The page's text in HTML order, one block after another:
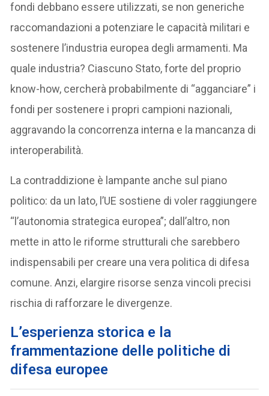
fondi debbano essere utilizzati, se non generiche
raccomandazioni a potenziare le capacità militari e
sostenere l’industria europea degli armamenti. Ma
quale industria? Ciascuno Stato, forte del proprio
know-how, cercherà probabilmente di “agganciare” i
fondi per sostenere i propri campioni nazionali,
aggravando la concorrenza interna e la mancanza di
interoperabilità.
La contraddizione è lampante anche sul piano
politico: da un lato, l’UE sostiene di voler raggiungere
“l’autonomia strategica europea”; dall’altro, non
mette in atto le riforme strutturali che sarebbero
indispensabili per creare una vera politica di difesa
comune. Anzi, elargire risorse senza vincoli precisi
rischia di rafforzare le divergenze.
L’esperienza storica e la
frammentazione delle politiche di
difesa europee